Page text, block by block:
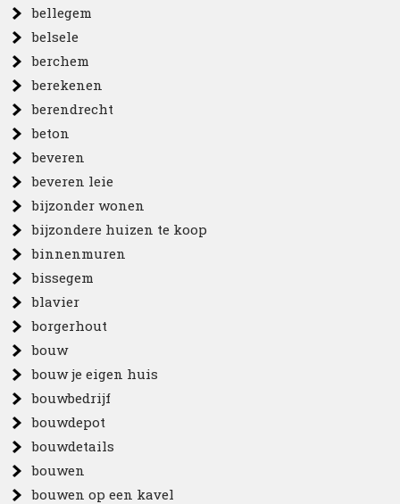
bellegem
belsele
berchem
berekenen
berendrecht
beton
beveren
beveren leie
bijzonder wonen
bijzondere huizen te koop
binnenmuren
bissegem
blavier
borgerhout
bouw
bouw je eigen huis
bouwbedrijf
bouwdepot
bouwdetails
bouwen
bouwen op een kavel